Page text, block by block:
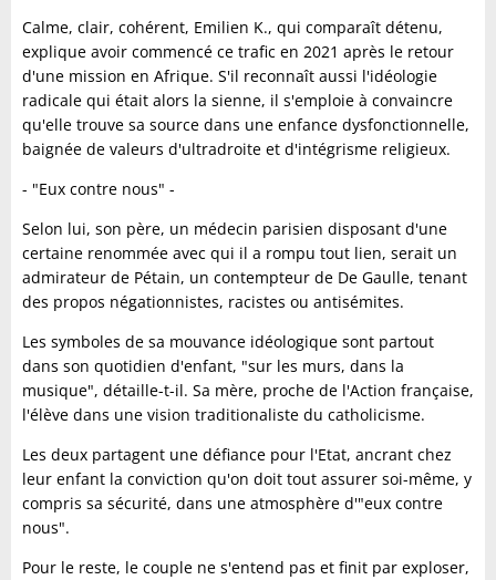
Calme, clair, cohérent, Emilien K., qui comparaît détenu,
explique avoir commencé ce trafic en 2021 après le retour
d'une mission en Afrique. S'il reconnaît aussi l'idéologie
radicale qui était alors la sienne, il s'emploie à convaincre
qu'elle trouve sa source dans une enfance dysfonctionnelle,
baignée de valeurs d'ultradroite et d'intégrisme religieux.
- "Eux contre nous" -
Selon lui, son père, un médecin parisien disposant d'une
certaine renommée avec qui il a rompu tout lien, serait un
admirateur de Pétain, un contempteur de De Gaulle, tenant
des propos négationnistes, racistes ou antisémites.
Les symboles de sa mouvance idéologique sont partout
dans son quotidien d'enfant, "sur les murs, dans la
musique", détaille-t-il. Sa mère, proche de l'Action française,
l'élève dans une vision traditionaliste du catholicisme.
Les deux partagent une défiance pour l'Etat, ancrant chez
leur enfant la conviction qu'on doit tout assurer soi-même, y
compris sa sécurité, dans une atmosphère d'"eux contre
nous".
Pour le reste, le couple ne s'entend pas et finit par exploser,